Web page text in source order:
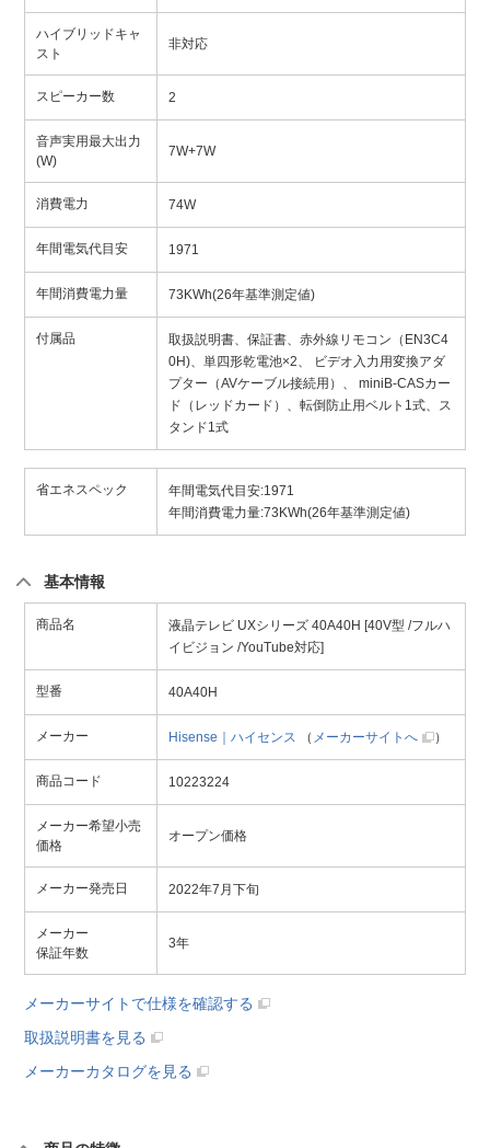
ハイブリッドキャ
スト
非対応
スピーカー数 2
音声実用最大出力
(W)
7W+7W
消費電力 74W
年間電気代目安 1971
年間消費電力量 73KWh(26年基準測定値)
付属品
取扱説明書、保証書、赤外線リモコン（EN3C4
0H)、単四形乾電池×2、 ビデオ入力用変換アダ
プター（AVケーブル接続用）、 miniB-CASカー
ド（レッドカード）、転倒防止用ベルト1式、ス
タンド1式
省エネスペック
年間電気代目安:1971
年間消費電力量:73KWh(26年基準測定値)
基本情報
商品名
液晶テレビ UXシリーズ 40A40H [40V型 /フルハ
イビジョン /YouTube対応]
型番 40A40H
メーカー Hisense｜ハイセンス （ メーカーサイトへ ）
商品コード 10223224
メーカー希望小売
価格
オープン価格
メーカー発売日 2022年7月下旬
メーカー
保証年数
3年
メーカーサイトで仕様を確認する
取扱説明書を見る
メーカーカタログを見る